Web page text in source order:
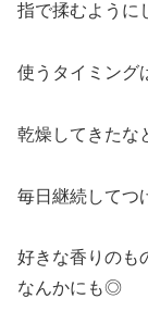
指で揉むように
使うタイミング
乾燥してきたな
毎日継続してつ
好きな香りのも
なんかにも◎